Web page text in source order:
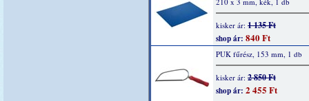
kisker ár: 1 135 Ft
shop ár: 840 Ft
PUK fűrész, 153 mm, 1 db
kisker ár: 2 850 Ft
shop ár: 2 455 Ft